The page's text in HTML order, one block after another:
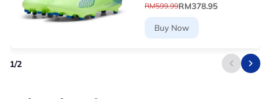
RM599.99RM378.95
Buy Now
1/2